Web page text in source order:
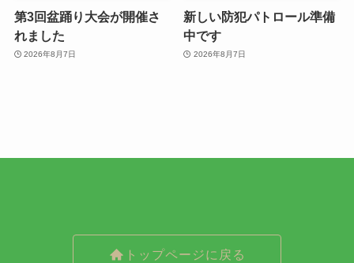
第3回盆踊り大会が開催さ
れました
2026年8月7日
新しい防犯パトロール準備
中です
2026年8月7日
トップページに戻る